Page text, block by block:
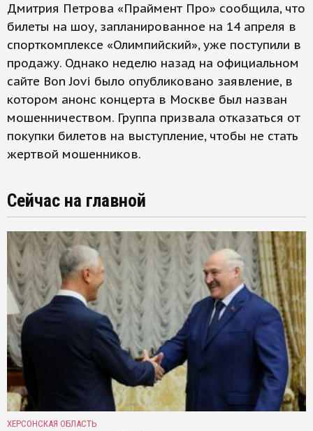
Дмитрия Петрова «Праймент Про» сообщила, что
билеты на шоу, запланированное на 14 апреля в
спорткомплексе «Олимпийский», уже поступили в
продажу. Однако неделю назад на официальном
сайте Bon Jovi было опубликовано заявление, в
котором анонс концерта в Москве был назван
мошенничеством. Группа призвала отказаться от
покупки билетов на выступление, чтобы не стать
жертвой мошенников.
Сейчас на главной
ХЕРСОНСКАЯ ОБЛАСТЬ